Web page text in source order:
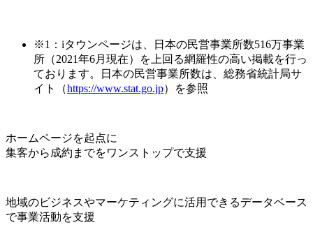
※1：iタウンページは、日本の民営事業所数516万事業
所（2021年6月現在）を上回る網羅性の高い掲載を行っ
ております。日本の民営事業所数は、総務省統計局サ
イト（https://www.stat.go.jp）を参照
ホームページを起点に
集客から成約までをワンストップで支援
地域のビジネスやマーケティングに活用できるデータベース
で事業活動を支援